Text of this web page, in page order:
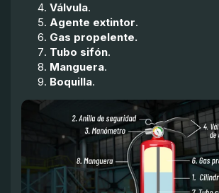
Válvula.
Agente extintor.
Gas propelente.
Tubo sifón.
Manguera.
Boquilla.